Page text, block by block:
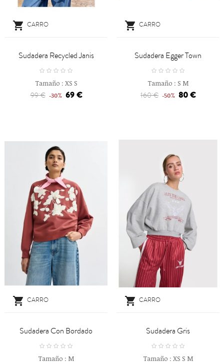
 CARRO
Sudadera Recycled Janis
Tamaño : XS S
99 € -30% 69 €
 CARRO
Sudadera Egger Town
Tamaño : S M
160 € -50% 80 €
 CARRO
Sudadera Con Bordado
Tamaño : M
 CARRO
Sudadera Gris
Tamaño : XS S M